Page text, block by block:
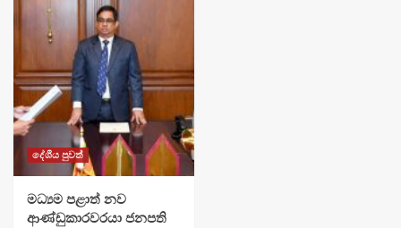
දේශීය පුවත්
මධ්‍යම පළාත් නව
ආණ්ඩුකාරවරයා ජනපති